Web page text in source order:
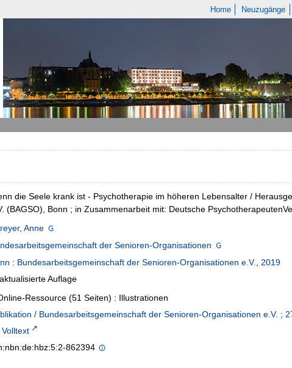
Home Neuzugänge
die Seele krank ist - Psychotherapie im höheren Lebensalter /
(BAGSO), Bonn ; in Zusammenarbeit mit: Deutsche
Anne
der Senioren-Organisationen
: Bundesarbeitsgemeinschaft der Senioren-Organisationen e.V., 2019
Auflage
Ressource (51 Seiten) : Illustrationen
/ Bundesarbeitsgemeinschaft der Senioren-Organisationen e.V. ;
Volltext
862394